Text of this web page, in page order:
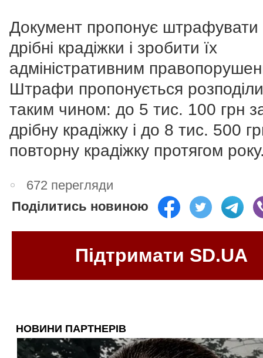
Документ пропонує штрафувати
дрібні крадіжки і зробити їх
адміністративним
Штрафи пропонується
таким чином: до 5 тис. 100 грн
дрібну крадіжку і до 8 тис. 500
повторну крадіжку протягом
672 перегляди
Поділитись новиною
Підтримати SD.UA